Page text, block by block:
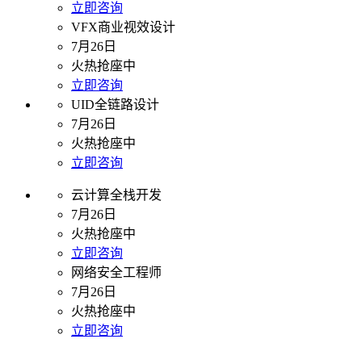
立即咨询
VFX商业视效设计
7月26日
火热抢座中
立即咨询
UID全链路设计
7月26日
火热抢座中
立即咨询
云计算全栈开发
7月26日
火热抢座中
立即咨询
网络安全工程师
7月26日
火热抢座中
立即咨询